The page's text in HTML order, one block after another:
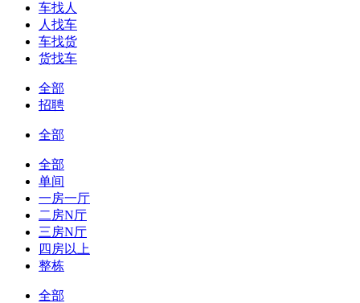
车找人
人找车
车找货
货找车
全部
招聘
全部
全部
单间
一房一厅
二房N厅
三房N厅
四房以上
整栋
全部